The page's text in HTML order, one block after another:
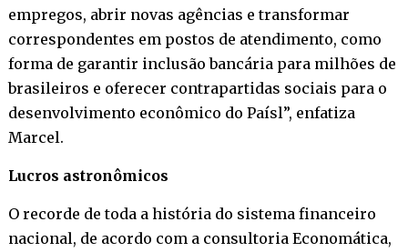
empregos, abrir novas agências e transformar
correspondentes em postos de atendimento, como
forma de garantir inclusão bancária para milhões de
brasileiros e oferecer contrapartidas sociais para o
desenvolvimento econômico do Paísl”, enfatiza
Marcel.
Lucros astronômicos
O recorde de toda a história do sistema financeiro
nacional, de acordo com a consultoria Economática,